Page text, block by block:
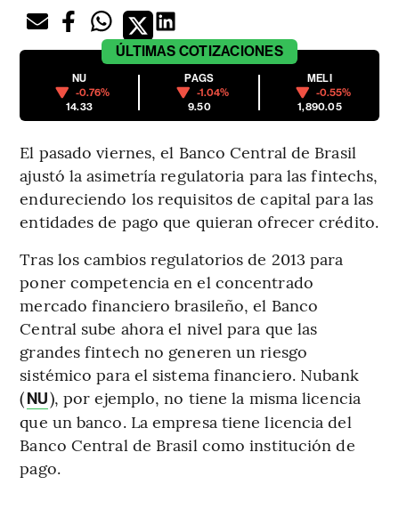
ÚLTIMAS COTIZACIONES
NU
-0.76%
14.33
PAGS
-1.04%
9.50
MELI
-0.55%
1,890.05
El pasado viernes, el Banco Central de Brasil
ajustó la asimetría regulatoria para las fintechs,
endureciendo los requisitos de capital para las
entidades de pago que quieran ofrecer crédito.
Tras los cambios regulatorios de 2013 para
poner competencia en el concentrado
mercado financiero brasileño, el Banco
Central sube ahora el nivel para que las
grandes fintech no generen un riesgo
sistémico para el sistema financiero. Nubank
(NU), por ejemplo, no tiene la misma licencia
que un banco. La empresa tiene licencia del
Banco Central de Brasil como institución de
pago.